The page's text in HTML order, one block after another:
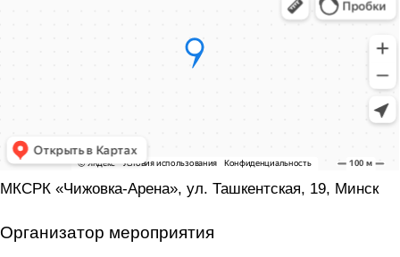
МКСРК «Чижовка-Арена», ул. Ташкентская, 19, Минск
Организатор мероприятия